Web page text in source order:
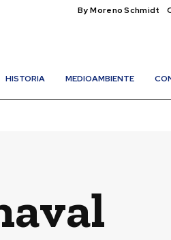
By Moreno Schmidt
HISTORIA MEDIOAMBIENTE